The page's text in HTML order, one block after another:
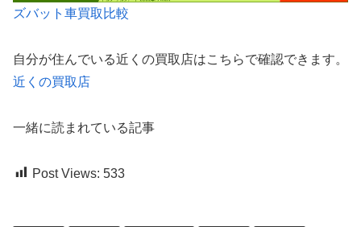
ズバット車買取比較
自分が住んでいる近くの買取店はこちらで確認できます。
近くの買取店
一緒に読まれている記事
Post Views: 533